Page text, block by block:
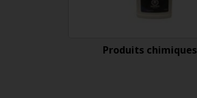
Produits chimiques